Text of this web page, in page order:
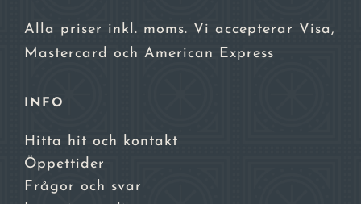
Alla priser inkl. moms. Vi accepterar Visa,
Mastercard och American Express
INFO
Hitta hit och kontakt
Öppettider
Frågor och svar